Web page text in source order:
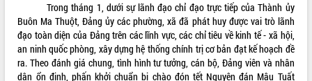
Trong tháng 1, dưới sự lãnh đạo chỉ đạo trực tiếp của Thành ủy
Buôn Ma Thuột, Đảng ủy các phường, xã đã phát huy được vai trò lãnh
đạo toàn diện của Đảng trên các lĩnh vực, các chỉ tiêu về kinh tế - xã hội,
an ninh quốc phòng, xây dựng hệ thống chính trị cơ bản đạt kế hoạch đề
ra. Theo đánh giá chung, tình hình tư tưởng, cán bộ, Đảng viên và nhân
dân ổn định, phấn khởi chuẩn bị chào đón tết Nguyên đán Mậu Tuất